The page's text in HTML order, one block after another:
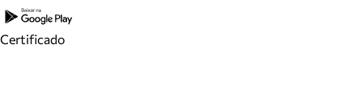
Certificado